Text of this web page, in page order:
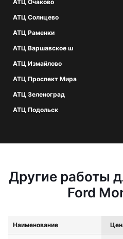
АТЦ Очаково
АТЦ Солнцево
АТЦ Раменки
АТЦ Варшавское ш
АТЦ Измайлово
АТЦ Проспект Мира
АТЦ Зеленоград
АТЦ Подольск
Другие работы
Ford
Наименование